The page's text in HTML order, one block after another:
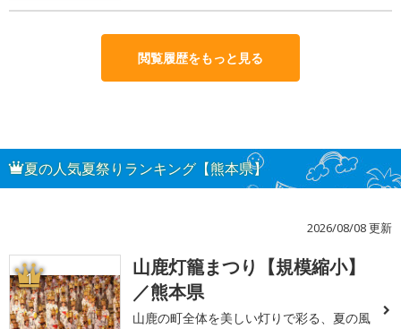
閲覧履歴をもっと見る
夏の人気夏祭りランキング【熊本県】
2026/08/08 更新
1
山鹿灯籠まつり【規模縮小】
／熊本県
山鹿の町全体を美しい灯りで彩る、夏の風